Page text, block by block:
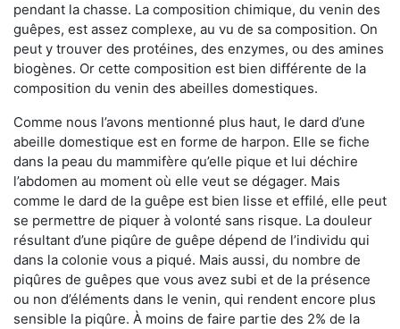
pendant la chasse. La composition chimique, du venin des
guêpes, est assez complexe, au vu de sa composition. On
peut y trouver des protéines, des enzymes, ou des amines
biogènes. Or cette composition est bien différente de la
composition du venin des abeilles domestiques.
Comme nous l’avons mentionné plus haut, le dard d’une
abeille domestique est en forme de harpon. Elle se fiche
dans la peau du mammifère qu’elle pique et lui déchire
l’abdomen au moment où elle veut se dégager. Mais
comme le dard de la guêpe est bien lisse et effilé, elle peut
se permettre de piquer à volonté sans risque. La douleur
résultant d’une piqûre de guêpe dépend de l’individu qui
dans la colonie vous a piqué. Mais aussi, du nombre de
piqûres de guêpes que vous avez subi et de la présence
ou non d’éléments dans le venin, qui rendent encore plus
sensible la piqûre. À moins de faire partie des 2% de la